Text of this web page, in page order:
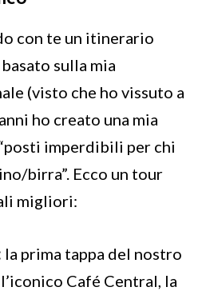
con te un itinerario
sulla mia
(visto che ho vissuto a
ho creato una mia
imperdibili per chi
birra”. Ecco un tour
migliori:
la prima tappa del nostro
Café Central, la